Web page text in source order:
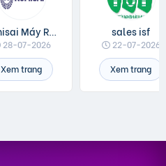
Kumisai Máy Rửa Xe
28-07-2026
Xem trang
sales isf
22-07-2026
Xem trang